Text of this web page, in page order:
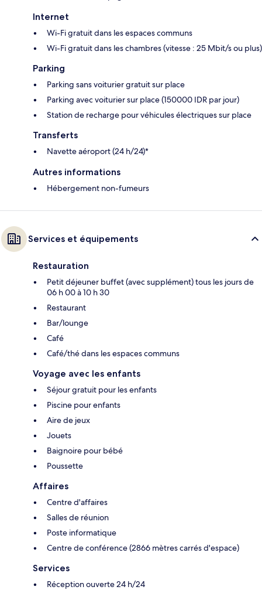
Internet
Wi-Fi gratuit dans les espaces communs
Wi-Fi gratuit dans les chambres (vitesse : 25 Mbit/s ou plus)
Parking
Parking sans voiturier gratuit sur place
Parking avec voiturier sur place (150000 IDR par jour)
Station de recharge pour véhicules électriques sur place
Transferts
Navette aéroport (24 h/24)*
Autres informations
Hébergement non-fumeurs
Services et équipements
Restauration
Petit déjeuner buffet (avec supplément) tous les jours de
06 h 00 à 10 h 30
Restaurant
Bar/lounge
Café
Café/thé dans les espaces communs
Voyage avec les enfants
Séjour gratuit pour les enfants
Piscine pour enfants
Aire de jeux
Jouets
Baignoire pour bébé
Poussette
Affaires
Centre d'affaires
Salles de réunion
Poste informatique
Centre de conférence (2866 mètres carrés d'espace)
Services
Réception ouverte 24 h/24